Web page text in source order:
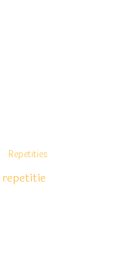
Repetities
repetitie